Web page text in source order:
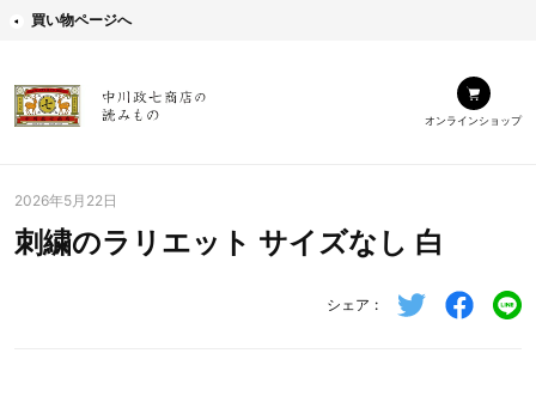
買い物ページへ
オンラインショップ
2026年5月22日
刺繍のラリエット サイズなし 白
シェア